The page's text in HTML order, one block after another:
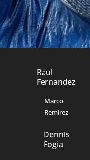
Raul
Fernandez
Marco
Remirez
Dennis
Fogia